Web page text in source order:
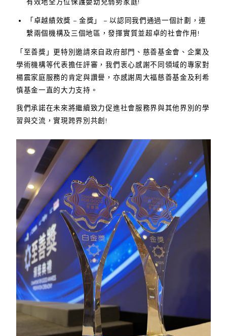
「卓越績效獎 – 金獎」 – 以認同我們通過一個計劃，連
繫兩個機構及三個地區，發揮實質並超卓的社會作用!
「至善獎」更特別邀請來自政府部門、慈善基金會、企業及
學術機構等代表擔任評審，我們衷心感謝不同領域的專家對
楊震家庭服務的肯定與讚譽，亦感謝周大福慈善基金及利希
慎基金一直的大力支持。
我們承諾在未來將繼續致力促進社會服務界與其他界別的學
習與交流，實現跨界別共創!